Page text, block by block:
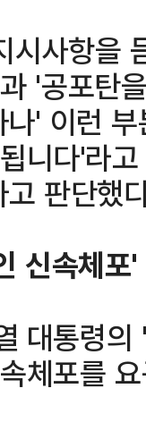
사항을
'공포탄
' 이런
니다'라
판단했
속체포'
대통령
체포를